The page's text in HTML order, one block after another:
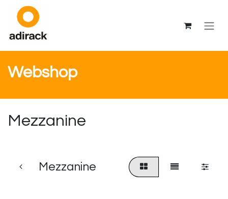
Overslaan naar inhoud
Webshop
Mezzanine
Mezzanine